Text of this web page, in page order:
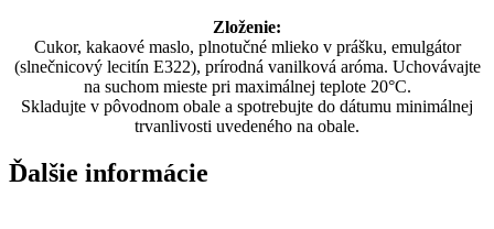
Zloženie:
Cukor, kakaové maslo, plnotučné mlieko v prášku, emulgátor
(slnečnicový lecitín E322), prírodná vanilková aróma. Uchovávajte
na suchom mieste pri maximálnej teplote 20°C.
Skladujte v pôvodnom obale a spotrebujte do dátumu minimálnej
trvanlivosti uvedeného na obale.
Ďalšie informácie